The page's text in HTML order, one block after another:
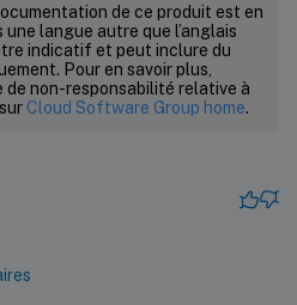
de ce produit est en
langue autre que l’anglais
indicatif et peut inclure du
Pour en savoir plus,
non-responsabilité relative à
Cloud Software Group home.